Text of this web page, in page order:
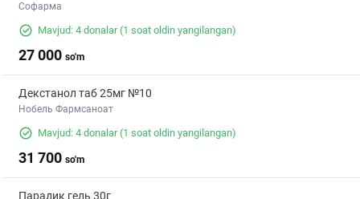
Софарма
Mavjud: 4 donalar(1 soat oldin yangilangan)
27 000 so'm
Декстанол таб 25мг №10
Нобель Фармсаноат
Mavjud: 4 donalar(1 soat oldin yangilangan)
31 700 so'm
Парадик гель 30г